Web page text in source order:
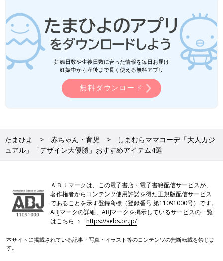
妊娠日数や生後日数に合った情報を毎日お届け
妊娠中から産後まで長く使える無料アプリ
無料ダウンロード
たまひよ 赤ちゃん・育児
しまむらママコーデ「大人カジ
ュアル」「デザイン大優勝」おすすめアイテム4選
ＡＢＪマークは、この電子書店・電子書籍配信サービスが、
著作権者からコンテンツ使用許諾を得た正規版配信サービス
であることを示す登録商標（登録番号 第11091000号）です。
ABJマークの詳細、ABJマークを掲示しているサービスの一覧
はこちら→https://aebs.or.jp/
本サイトに掲載されている記事・写真・イラスト等のコンテンツの無断転載を禁じま
す。